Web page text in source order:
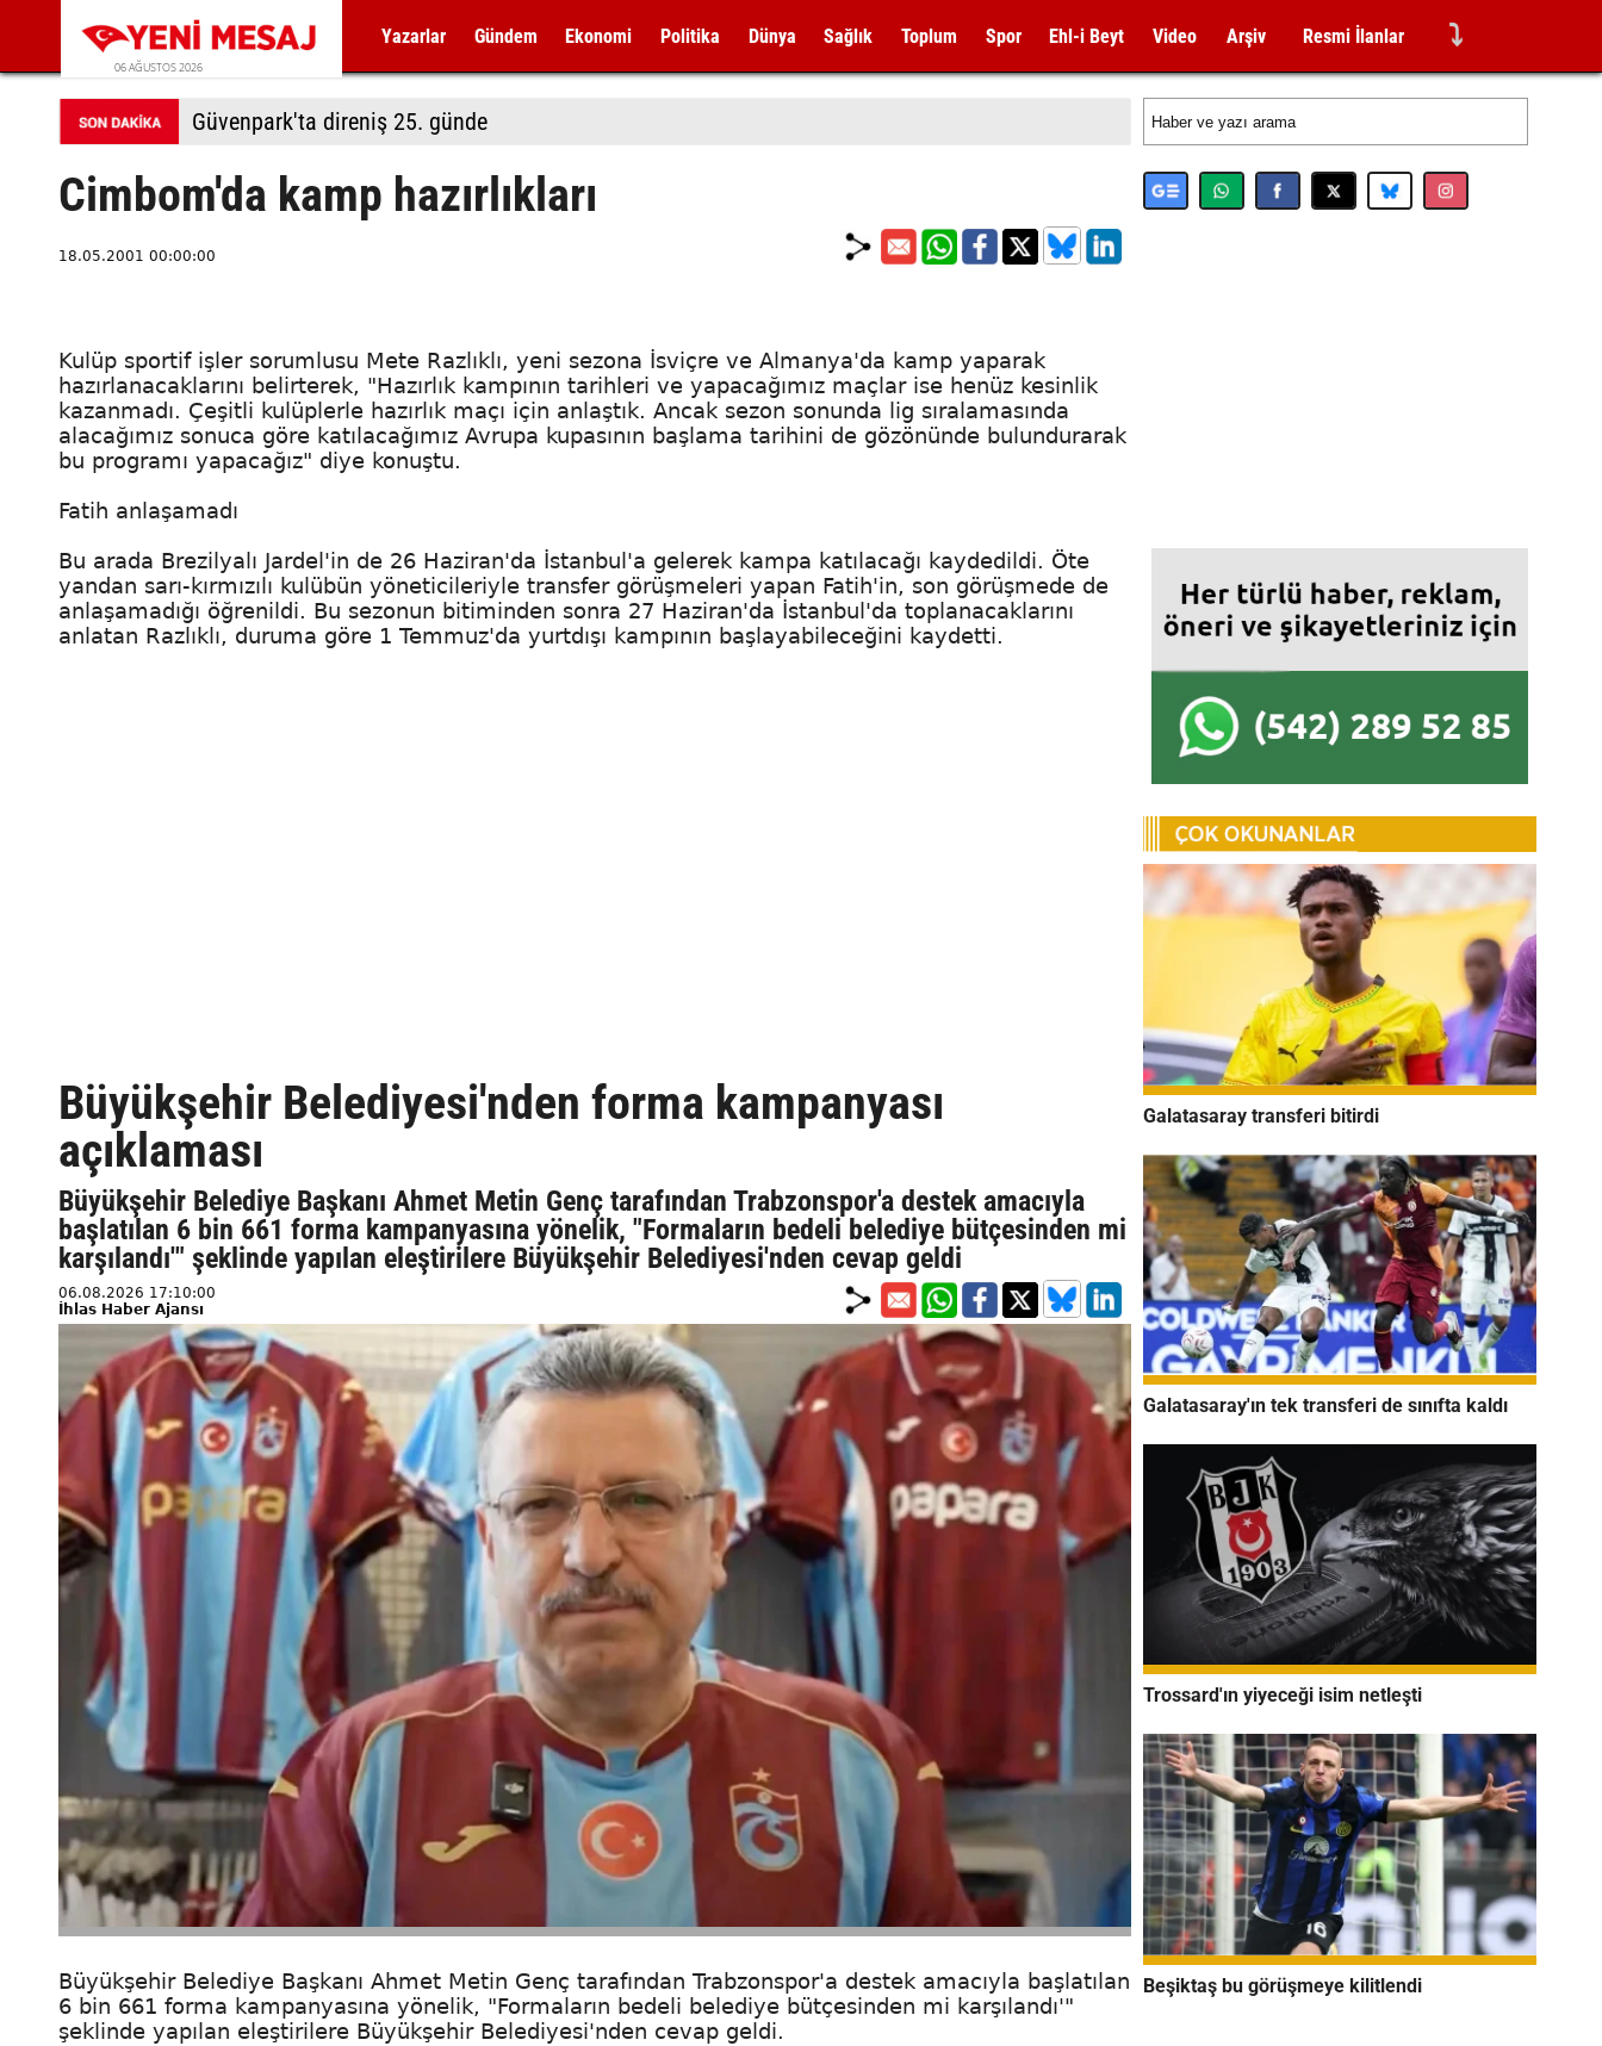
06 AĞUSTOS 2026
Yazarlar Gündem Ekonomi Politika Dünya Sağlık Toplum Spor Ehl-i Beyt Video Arşiv Resmi İlanlar ⤵
Güvenpark'ta direniş 25. günde
Cimbom'da kamp hazırlıkları
18.05.2001 00:00:00
Kulüp sportif işler sorumlusu Mete Razlıklı, yeni sezona İsviçre ve Almanya'da kamp yaparak
hazırlanacaklarını belirterek, "Hazırlık kampının tarihleri ve yapacağımız maçlar ise henüz kesinlik
kazanmadı. Çeşitli kulüplerle hazırlık maçı için anlaştık. Ancak sezon sonunda lig sıralamasında
alacağımız sonuca göre katılacağımız Avrupa kupasının başlama tarihini de gözönünde bulundurarak
bu programı yapacağız" diye konuştu.
Fatih anlaşamadı
Bu arada Brezilyalı Jardel'in de 26 Haziran'da İstanbul'a gelerek kampa katılacağı kaydedildi. Öte
yandan sarı-kırmızılı kulübün yöneticileriyle transfer görüşmeleri yapan Fatih'in, son görüşmede de
anlaşamadığı öğrenildi. Bu sezonun bitiminden sonra 27 Haziran'da İstanbul'da toplanacaklarını
anlatan Razlıklı, duruma göre 1 Temmuz'da yurtdışı kampının başlayabileceğini kaydetti.
Büyükşehir Belediyesi'nden forma kampanyası
açıklaması
Büyükşehir Belediye Başkanı Ahmet Metin Genç tarafından Trabzonspor'a destek amacıyla
başlatılan 6 bin 661 forma kampanyasına yönelik, "Formaların bedeli belediye bütçesinden mi
karşılandı'" şeklinde yapılan eleştirilere Büyükşehir Belediyesi'nden cevap geldi
06.08.2026 17:10:00
İhlas Haber Ajansı
Büyükşehir Belediye Başkanı Ahmet Metin Genç tarafından Trabzonspor'a destek amacıyla başlatılan
6 bin 661 forma kampanyasına yönelik, "Formaların bedeli belediye bütçesinden mi karşılandı'"
şeklinde yapılan eleştirilere Büyükşehir Belediyesi'nden cevap geldi.
Galatasaray transferi bitirdi
Galatasaray'ın tek transferi de sınıfta kaldı
Trossard'ın yiyeceği isim netleşti
Beşiktaş bu görüşmeye kilitlendi